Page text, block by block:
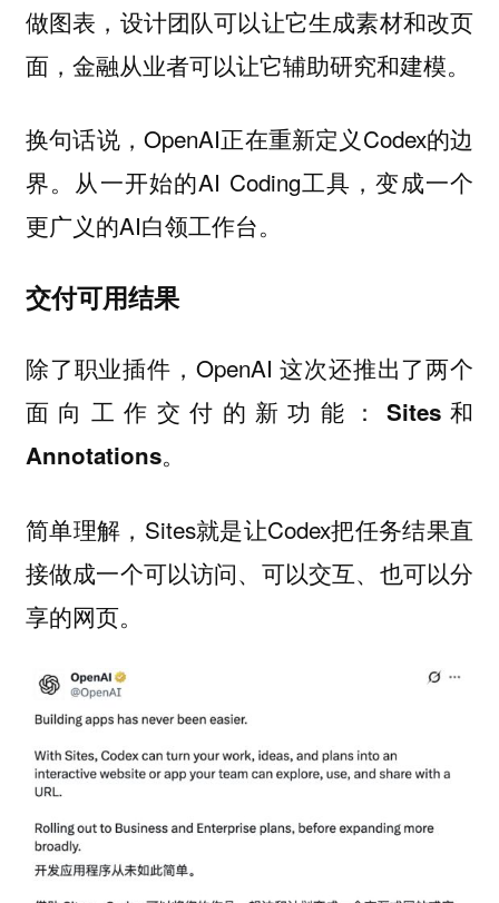
做图表，设计团队可以让它生成素材和改页
面，金融从业者可以让它辅助研究和建模。
换句话说，OpenAI正在重新定义Codex的边
界。从一开始的AI Coding工具，变成一个
更广义的AI白领工作台。
交付可用结果
除了职业插件，OpenAI 这次还推出了两个
面向工作交付的新功能： Sites和
Annotations。
简单理解，Sites就是让Codex把任务结果直
接做成一个可以访问、可以交互、也可以分
享的网页。